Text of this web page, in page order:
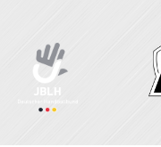
springen